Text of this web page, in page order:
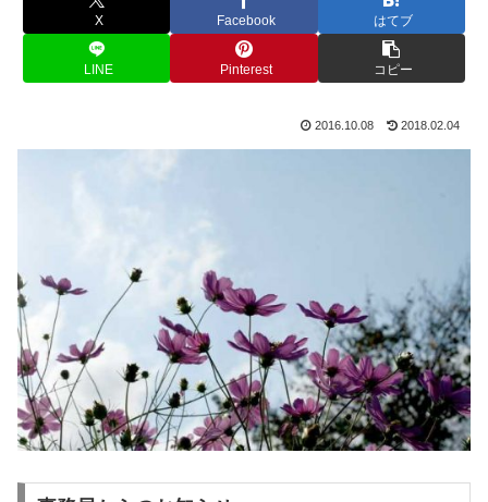
X Facebook はてブ
LINE Pinterest コピー
2016.10.08 2018.02.04